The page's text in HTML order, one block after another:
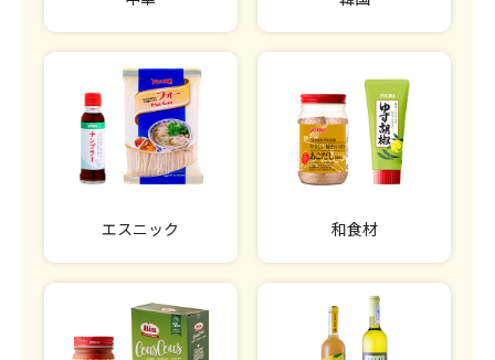
エスニック 和食材